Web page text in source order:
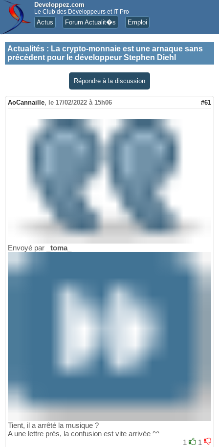
Developpez.com
Le Club des Développeurs et IT Pro
Actus Forum Actualit�s Emploi
Actualités : La crypto-monnaie est une arnaque sans
précédent pour le développeur Stephen Diehl
Répondre à la discussion
AoCannaille, le 17/02/2022 à 15h06 #61
Envoyé par _toma_
Tient, il a arrêté la musique ?
A une lettre prés, la confusion est vite arrivée ^^
1
1